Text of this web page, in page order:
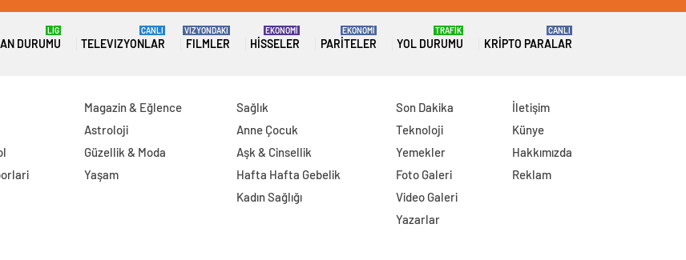
DURUMU
LİG
TELEVIZYONLAR
CANLI
FILMLER
VIZYONDAKI
HISSELER
EKONOMİ
PARITELER
EKONOMİ
YOL DURUMU
TRAFİK
KRIPTO PARALAR
CANLI
Magazin & Eğlence
Astroloji
Güzellik & Moda
Yaşam
Sağlık
Anne Çocuk
Aşk & Cinsellik
Hafta Hafta Gebelik
Kadın Sağlığı
Son Dakika
Teknoloji
Yemekler
Foto Galeri
Video Galeri
Yazarlar
İletişim
Künye
Hakkımızda
Reklam